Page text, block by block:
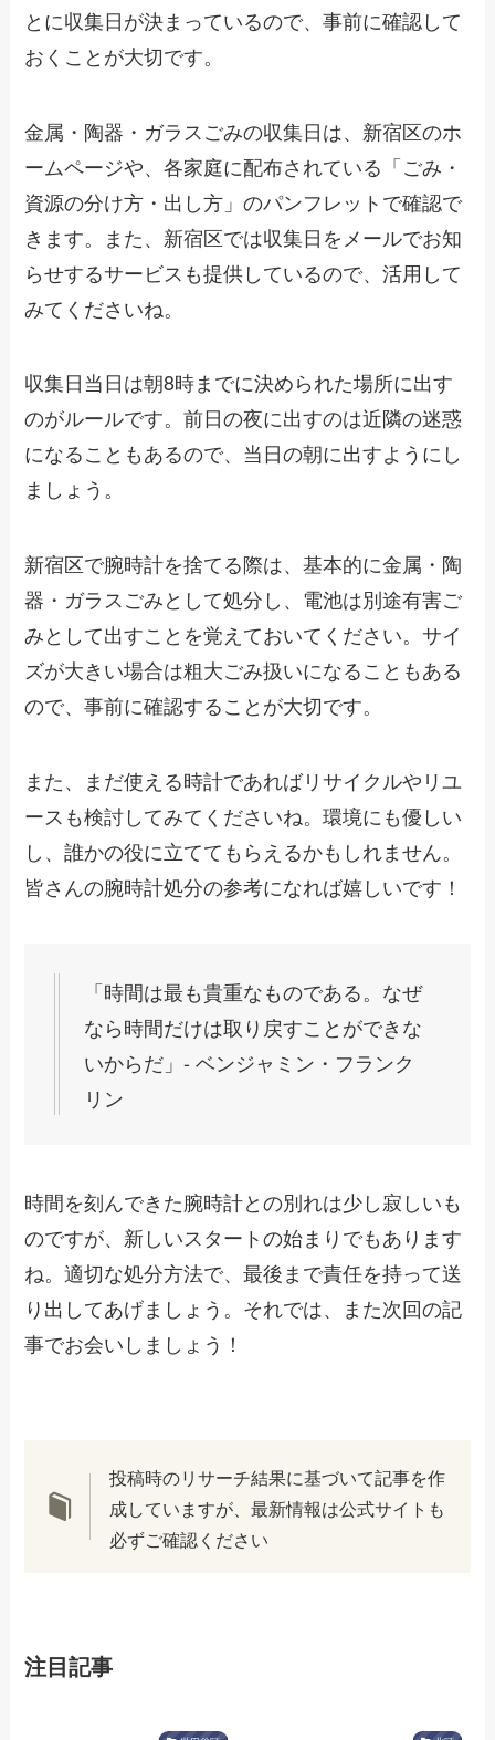
とに収集日が決まっているので、事前に確認して
おくことが大切です。
金属・陶器・ガラスごみの収集日は、新宿区のホ
ームページや、各家庭に配布されている「ごみ・
資源の分け方・出し方」のパンフレットで確認で
きます。また、新宿区では収集日をメールでお知
らせするサービスも提供しているので、活用して
みてくださいね。
収集日当日は朝8時までに決められた場所に出す
のがルールです。前日の夜に出すのは近隣の迷惑
になることもあるので、当日の朝に出すようにし
ましょう。
新宿区で腕時計を捨てる際は、基本的に金属・陶
器・ガラスごみとして処分し、電池は別途有害ご
みとして出すことを覚えておいてください。サイ
ズが大きい場合は粗大ごみ扱いになることもある
ので、事前に確認することが大切です。
また、まだ使える時計であればリサイクルやリユ
ースも検討してみてくださいね。環境にも優しい
し、誰かの役に立ててもらえるかもしれません。
皆さんの腕時計処分の参考になれば嬉しいです！
「時間は最も貴重なものである。なぜ
なら時間だけは取り戻すことができな
いからだ」- ベンジャミン・フランク
リン
時間を刻んできた腕時計との別れは少し寂しいも
のですが、新しいスタートの始まりでもあります
ね。適切な処分方法で、最後まで責任を持って送
り出してあげましょう。それでは、また次回の記
事でお会いしましょう！
投稿時のリサーチ結果に基づいて記事を作
成していますが、最新情報は公式サイトも
必ずご確認ください
注目記事